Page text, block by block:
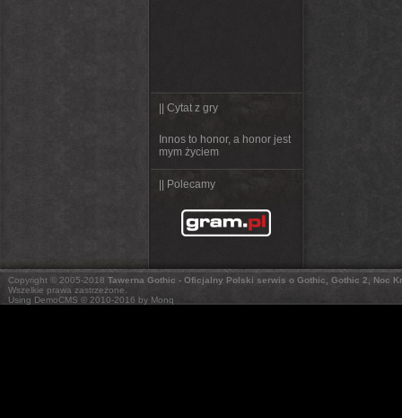
|| Cytat z gry
Innos to honor, a honor jest
mym życiem
|| Polecamy
Copyright © 2005-2018 Tawerna Gothic - Oficjalny Polski serwis o Gothic, Gothic 2, Noc
Wszelkie prawa zastrzeżone.
Using DemoCMS © 2010-2016 by Monq